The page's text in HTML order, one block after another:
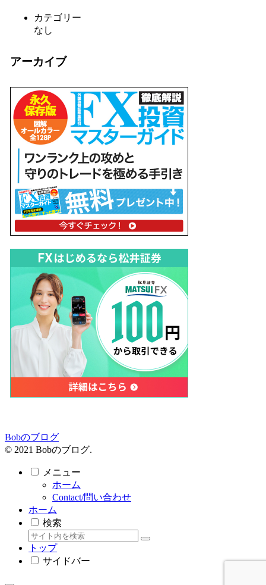
カテゴリー
なし
アーカイブ
Bobのブログ
© 2021 Bobのブログ.
メニュー
ホーム
Contact/問い合わせ
ホーム
検索
トップ
サイドバー